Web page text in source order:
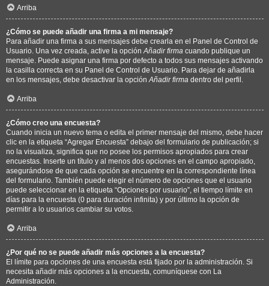
Arriba
¿Cómo se puede añadir una firma a mi mensaje?
Para añadir una firma a sus mensajes debe crearla en el Panel de Control de
Usuario. Una vez creada, active la opción Añadir firma cuando publique un
mensaje. Puede asignar una firma por defecto a todos sus mensajes activando
la casilla correcta en su Panel de Control de Usuario. Para dejar de añadirla
en los mensajes, debe desactivar la opción Añadir firma dentro del perfil.
Arriba
¿Cómo creo una encuesta?
Cuando inicia un nuevo tema o edita el primer mensaje del mismo, debe hacer
clic en la etiqueta “Agregar Encuesta” debajo del formulario de publicación; si
no la visualiza, significa que no posee los permisos apropiados para crear
encuestas. Inserte un título y al menos dos opciones en el campo apropiado,
asegurándose de que cada opción se encuentre en la correspondiente línea
del formulario. También puede elegir el número de opciones que el usuario
puede seleccionar en la etiqueta “Opciones por usuario”, el tiempo límite en
días para la encuesta (0 para duración infinita) y por último la opción de
permitir a lo usuarios cambiar su votos.
Arriba
¿Por qué no se puede añadir más opciones a la encuesta?
El límite para opciones de una encuesta está fijado por la administración. Si
necesita añadir más opciones a la encuesta, comuníquese con La
Administración.